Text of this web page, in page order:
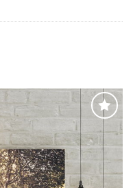
Adaugă
favorite